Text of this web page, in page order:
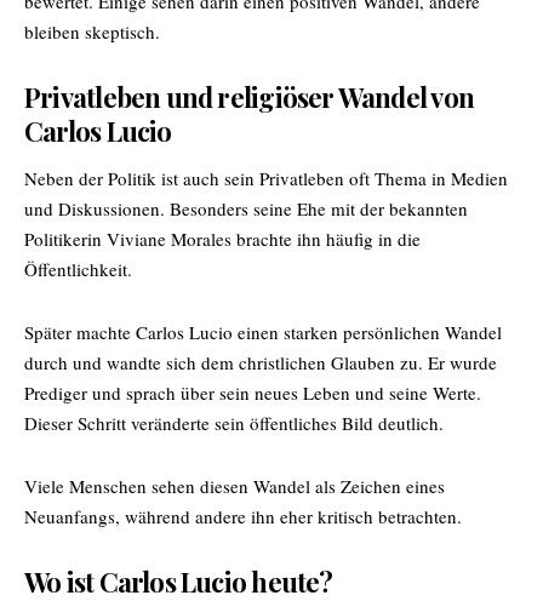
bleiben skeptisch.
Privatleben und religiöser Wandel von
Carlos Lucio
Neben der Politik ist auch sein Privatleben oft Thema in Medien
und Diskussionen. Besonders seine Ehe mit der bekannten
Politikerin Viviane Morales brachte ihn häufig in die
Öffentlichkeit.
Später machte Carlos Lucio einen starken persönlichen Wandel
durch und wandte sich dem christlichen Glauben zu. Er wurde
Prediger und sprach über sein neues Leben und seine Werte.
Dieser Schritt veränderte sein öffentliches Bild deutlich.
Viele Menschen sehen diesen Wandel als Zeichen eines
Neuanfangs, während andere ihn eher kritisch betrachten.
Wo ist Carlos Lucio heute?